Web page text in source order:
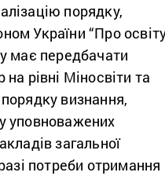
порядку,
України “Про
має передбачати
рівні Міносвіти та
визнання,
уповноважених
загальної
потреби отримання